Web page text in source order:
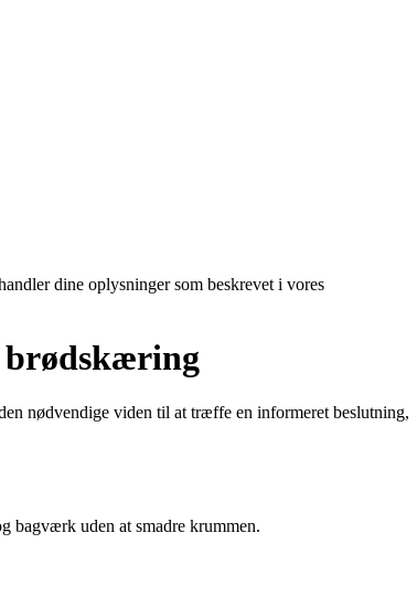
dine oplysninger som beskrevet i vores
brødskæring
nødvendige viden til at træffe en informeret beslutning,
bagværk uden at smadre krummen.